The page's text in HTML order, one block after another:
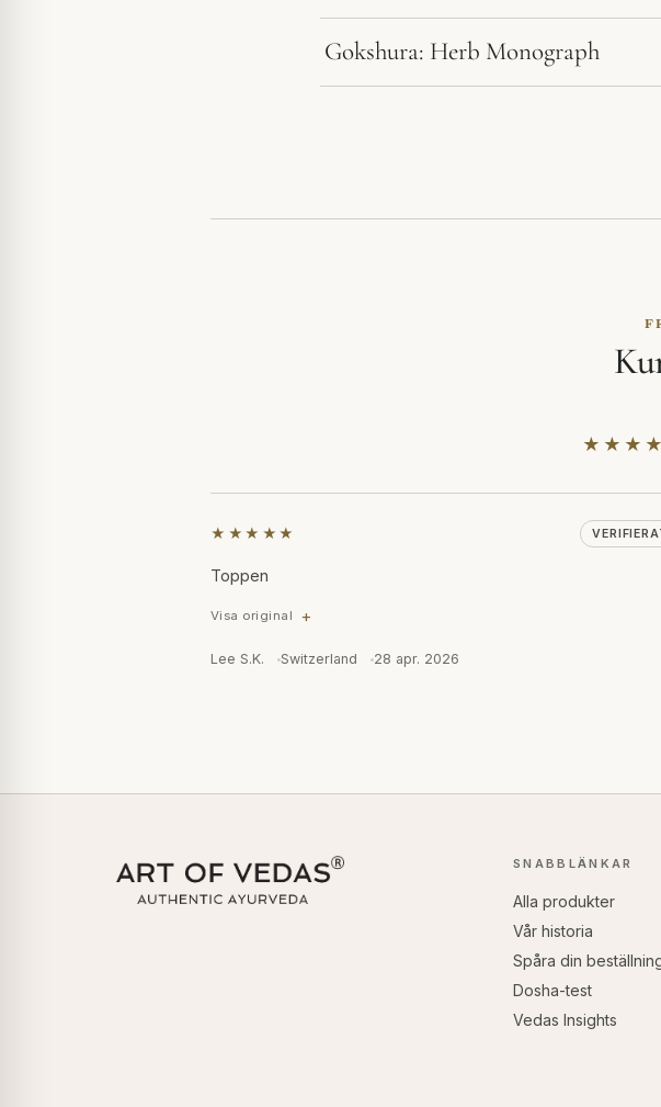
Gokshura: Herb Monograph
★★★★★
Toppen
Visa original
Lee S.K. Switzerland 28 apr. 2026
SNABBLÄNKAR
Alla produkter
Vår historia
Spåra din
Dosha-test
Vedas Insights